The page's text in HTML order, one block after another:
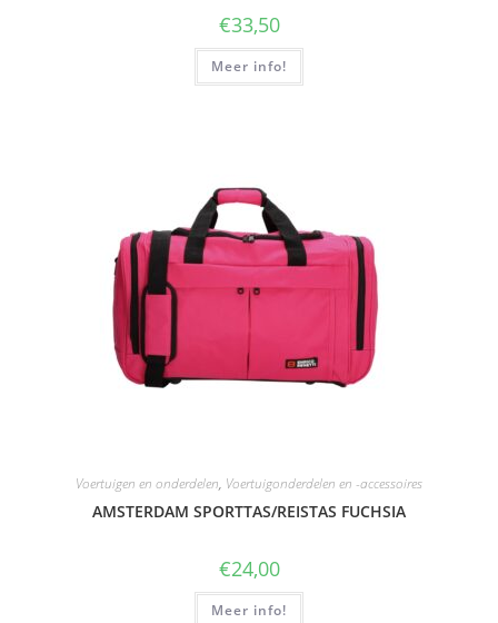
€33,50
Meer info!
Voertuigen en onderdelen, Voertuigonderdelen en -accessoires
AMSTERDAM SPORTTAS/REISTAS FUCHSIA
€24,00
Meer info!